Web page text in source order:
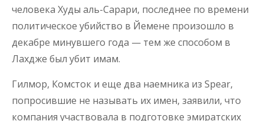
человека Худы аль-Сарари, последнее по времени
политическое убийство в Йемене произошло в
декабре минувшего года — тем же способом в
Лахдже был убит имам.
Гилмор, Комсток и еще два наемника из Spear,
попросившие не называть их имен, заявили, что
компания участвовала в подготовке эмиратских